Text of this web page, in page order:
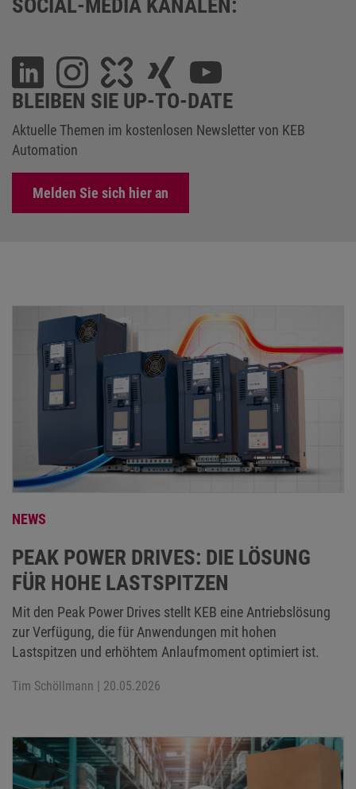
SOCIAL-MEDIA KANÄLEN:
BLEIBEN SIE UP-TO-DATE
Aktuelle Themen im kostenlosen Newsletter von KEB
Automation
Melden Sie sich hier an
NEWS
PEAK POWER DRIVES: DIE LÖSUNG
FÜR HOHE LASTSPITZEN
Mit den Peak Power Drives stellt KEB eine Antriebslösung
zur Verfügung, die für Anwendungen mit hohen
Lastspitzen und erhöhtem Anlaufmoment optimiert ist.
Tim Schöllmann | 20.05.2026